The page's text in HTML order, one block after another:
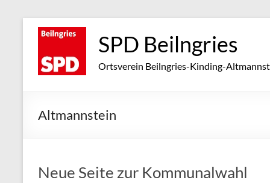
Inhalt
SPD Beilngries
Ortsverein Beilngries-Kinding-
Altmannstein
Neue Seite zur Kommunalwahl